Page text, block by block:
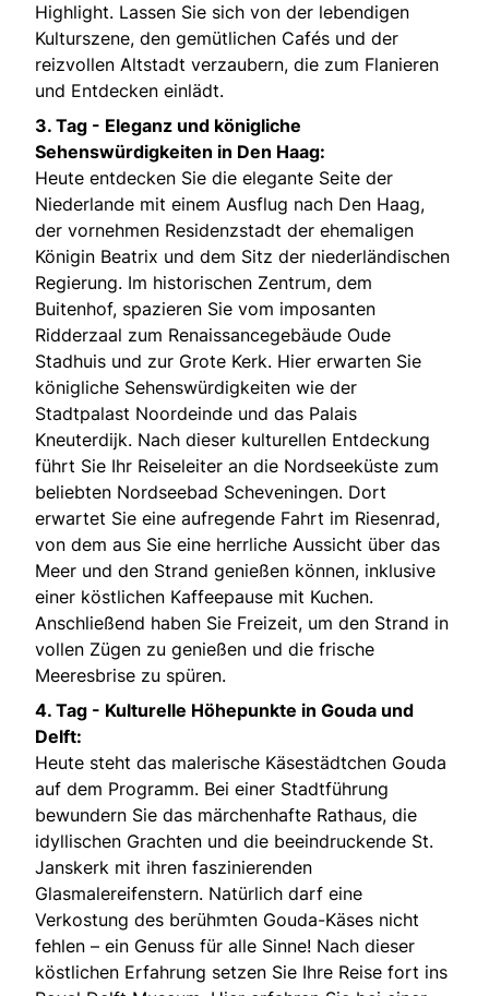
Highlight. Lassen Sie sich von der lebendigen
Kulturszene, den gemütlichen Cafés und der
reizvollen Altstadt verzaubern, die zum Flanieren
und Entdecken einlädt.
3. Tag - Eleganz und königliche
Sehenswürdigkeiten in Den Haag:
Heute entdecken Sie die elegante Seite der
Niederlande mit einem Ausflug nach Den Haag,
der vornehmen Residenzstadt der ehemaligen
Königin Beatrix und dem Sitz der niederländischen
Regierung. Im historischen Zentrum, dem
Buitenhof, spazieren Sie vom imposanten
Ridderzaal zum Renaissancegebäude Oude
Stadhuis und zur Grote Kerk. Hier erwarten Sie
königliche Sehenswürdigkeiten wie der
Stadtpalast Noordeinde und das Palais
Kneuterdijk. Nach dieser kulturellen Entdeckung
führt Sie Ihr Reiseleiter an die Nordseeküste zum
beliebten Nordseebad Scheveningen. Dort
erwartet Sie eine aufregende Fahrt im Riesenrad,
von dem aus Sie eine herrliche Aussicht über das
Meer und den Strand genießen können, inklusive
einer köstlichen Kaffeepause mit Kuchen.
Anschließend haben Sie Freizeit, um den Strand in
vollen Zügen zu genießen und die frische
Meeresbrise zu spüren.
4. Tag - Kulturelle Höhepunkte in Gouda und
Delft:
Heute steht das malerische Käsestädtchen Gouda
auf dem Programm. Bei einer Stadtführung
bewundern Sie das märchenhafte Rathaus, die
idyllischen Grachten und die beeindruckende St.
Janskerk mit ihren faszinierenden
Glasmalereifenstern. Natürlich darf eine
Verkostung des berühmten Gouda-Käses nicht
fehlen – ein Genuss für alle Sinne! Nach dieser
köstlichen Erfahrung setzen Sie Ihre Reise fort ins